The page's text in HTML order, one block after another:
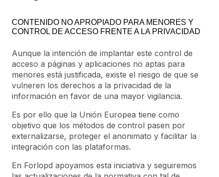
CONTENIDO NO APROPIADO PARA MENORES Y
CONTROL DE ACCESO FRENTE A LA PRIVACIDAD
Aunque la intención de implantar este control de
acceso a páginas y aplicaciones no aptas para
menores está justificada, existe el riesgo de que se
vulneren los derechos a la privacidad de la
información en favor de una mayor vigilancia.
Es por ello que la Unión Europea tiene como
objetivo que los métodos de control pasen por
externalizarse, proteger el anonimato y facilitar la
integración con las plataformas.
En Forlopd apoyamos esta iniciativa y seguiremos